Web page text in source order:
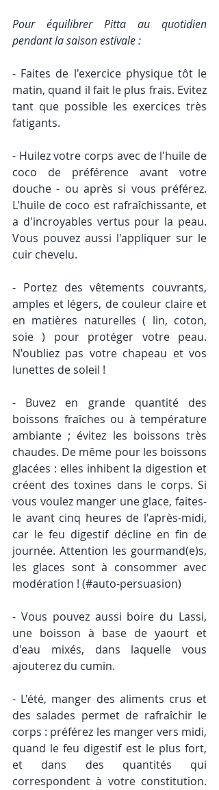
Pour équilibrer Pitta au quotidien
pendant la saison estivale :
- Faites de l'exercice physique tôt le
matin, quand il fait le plus frais. Evitez
tant que possible les exercices très
fatigants.
- Huilez votre corps avec de l'huile de
coco de préférence avant votre
douche - ou après si vous préférez.
L'huile de coco est rafraîchissante, et
a d'incroyables vertus pour la peau.
Vous pouvez aussi l'appliquer sur le
cuir chevelu.
- Portez des vêtements couvrants,
amples et légers, de couleur claire et
en matières naturelles ( lin, coton,
soie ) pour protéger votre peau.
N'oubliez pas votre chapeau et vos
lunettes de soleil !
- Buvez en grande quantité des
boissons fraîches ou à température
ambiante ; évitez les boissons très
chaudes. De même pour les boissons
glacées : elles inhibent la digestion et
créent des toxines dans le corps. Si
vous voulez manger une glace, faites-
le avant cinq heures de l'après-midi,
car le feu digestif décline en fin de
journée. Attention les gourmand(e)s,
les glaces sont à consommer avec
modération ! (#auto-persuasion)
- Vous pouvez aussi boire du Lassi,
une boisson à base de yaourt et
d'eau mixés, dans laquelle vous
ajouterez du cumin.
- L'été, manger des aliments crus et
des salades permet de rafraîchir le
corps : préférez les manger vers midi,
quand le feu digestif est le plus fort,
et dans des quantités qui
correspondent à votre constitution.